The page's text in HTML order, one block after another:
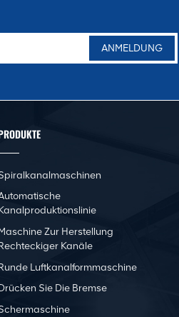
Zur Herstellung
Kanäle
Luftkanalformmaschine
Sie Die Bremse